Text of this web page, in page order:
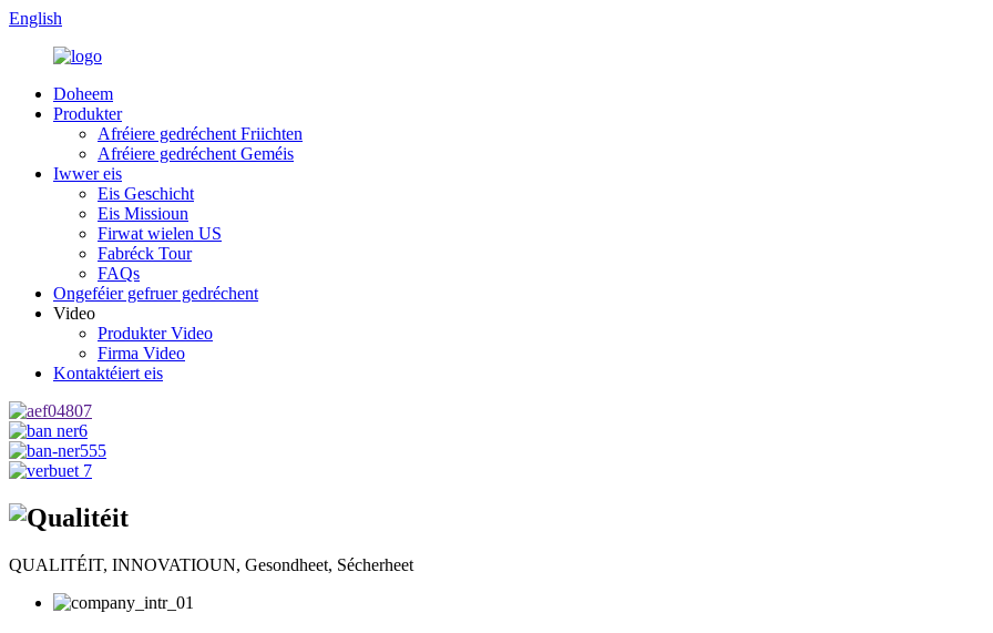
English
Doheem
Produkter
Afréiere gedréchent Friichten
Afréiere gedréchent Geméis
Iwwer eis
Eis Geschicht
Eis Missioun
Firwat wielen US
Fabréck Tour
FAQs
Ongeféier gefruer gedréchent
Video
Produkter Video
Firma Video
Kontaktéiert eis
QUALITÉIT, INNOVATIOUN, Gesondheet, Sécherheet